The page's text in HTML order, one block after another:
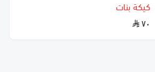
كيكة بنات
٧٠